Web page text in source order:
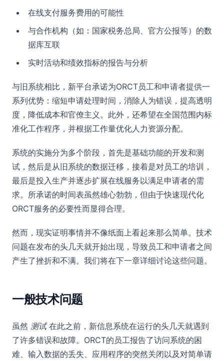
在线支付服务费用的可能性
与合作机构（如：国家税务总局、官方公报等）的数
据库互联
实时活动和绩效指标的报告与分析
与旧系统相比，新平台承诺为ORCT员工和申请者提供一
系列优势：缩短申请处理时间，消除人为错误，提高透明
度，降低成本和官僚主义。此外，还希望在全国范围内标
准化工作程序，并根据工作量优化人力资源分配。
系统的实施分为多个阶段，首先是基础功能的开发和测
试，然后是从旧系统的数据迁移，接着是对员工的培训，
最后是投入生产并逐步扩展在线服务以满足申请者的需
求。所承诺的时间表虽然雄心勃勃，但由于快速现代化
ORCT服务的必要性而显得合理。
然而，现实证明事情并不像纸面上看起来那么简单。技术
问题在发布的头几天就开始出现，导致员工和申请者之间
产生了挫折和不满。我们将在下一章详细讨论这些问题。
一般技术问题
虽然 测试在此之前，新信息系统在运行的头几天就遇到
了许多错误和故障。ORCT的员工报告了访问系统的困
难、输入数据的丢失、应用程序的突然关闭以及对简单请